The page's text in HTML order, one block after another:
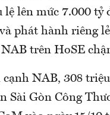
lệ lên mức 7.000 tỷ
phát hành riêng
NAB trên HoSE
cạnh NAB, 308
Sài Gòn Công